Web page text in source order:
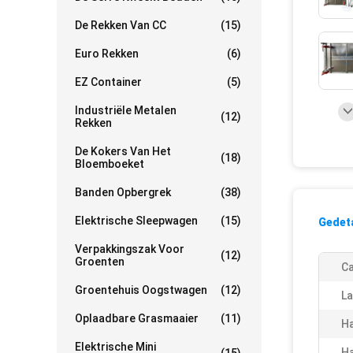
De Rekken Van CC (15)
Euro Rekken (6)
EZ Container (5)
Industriële Metalen
Rekken
(12)
De Kokers Van Het
Bloemboeket
(18)
Banden Opbergrek (38)
Elektrische Sleepwagen (15)
Verpakkingszak Voor
Groenten
(12)
Groentehuis Oogstwagen (12)
Oplaadbare Grasmaaier (11)
Elektrische Mini